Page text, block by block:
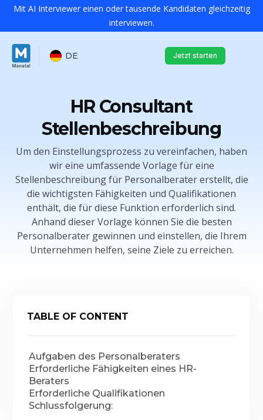
Mit AI Interviewer einen oder tausende Kandidaten gleichzeitig
interviewen.
DE Jetzt starten
HR Consultant
Stellenbeschreibung
Um den Einstellungsprozess zu vereinfachen, haben
wir eine umfassende Vorlage für eine
Stellenbeschreibung für Personalberater erstellt, die
die wichtigsten Fähigkeiten und Qualifikationen
enthält, die für diese Funktion erforderlich sind.
Anhand dieser Vorlage können Sie die besten
Personalberater gewinnen und einstellen, die Ihrem
Unternehmen helfen, seine Ziele zu erreichen.
TABLE OF CONTENT
Aufgaben des Personalberaters
Erforderliche Fähigkeiten eines HR-
Beraters
Erforderliche Qualifikationen
Schlussfolgerung: